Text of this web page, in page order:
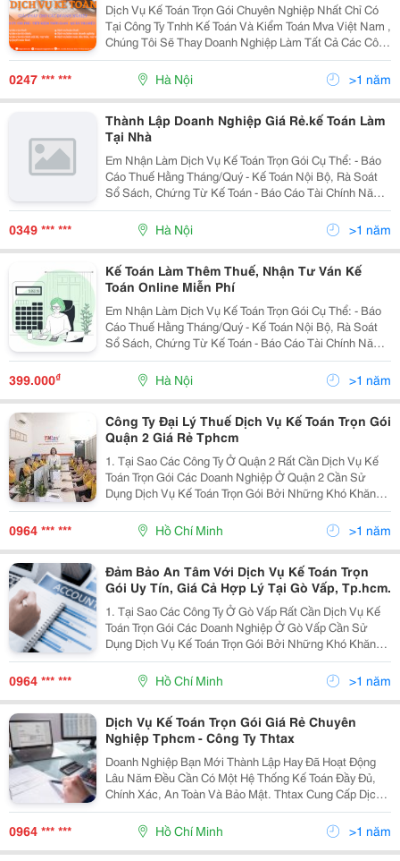
Dịch Vụ Kế Toán Trọn Gói Chuyên Nghiệp Nhất Chỉ Có
Tại Công Ty Tnhh Kế Toán Và Kiểm Toán Mva Việt Nam ,
Chúng Tôi Sẽ Thay Doanh Nghiệp Làm Tất Cả Các Công
Việc Liên Quan Đến Kế Toán Như: Kê Khai &Ndash;
Nộp Tờ Khai Thuế, Hoàn Thiện Sổ Sách, Lập Báo...
0247 *** *** Hà Nội >1 năm
Thành Lập Doanh Nghiệp Giá Rẻ.kế Toán Làm
Tại Nhà
Em Nhận Làm Dịch Vụ Kế Toán Trọn Gói Cụ Thể: - Báo
Cáo Thuế Hằng Tháng/Quý - Kế Toán Nội Bộ, Rà Soát
Sổ Sách, Chứng Từ Kế Toán - Báo Cáo Tài Chính Năm -
Quyết Toán Thuế ▶️Ngoài Ra Em Còn Nhận Đăng Ký
Gpkd, Thành Lập Công Ty, Quyết Toán Thuế...
0349 *** *** Hà Nội >1 năm
Kế Toán Làm Thêm Thuế, Nhận Tư Ván Kế
Toán Online Miễn Phí
Em Nhận Làm Dịch Vụ Kế Toán Trọn Gói Cụ Thể: - Báo
Cáo Thuế Hằng Tháng/Quý - Kế Toán Nội Bộ, Rà Soát
Sổ Sách, Chứng Từ Kế Toán - Báo Cáo Tài Chính Năm -
Quyết Toán Thuế ▶️Ngoài Ra Em Còn Nhận Đăng Ký
Gpkd, Thành Lập Công Ty, Quyết Toán Thuế...
399.000₫ Hà Nội >1 năm
Công Ty Đại Lý Thuế Dịch Vụ Kế Toán Trọn Gói
Quận 2 Giá Rẻ Tphcm
1. Tại Sao Các Công Ty Ở Quận 2 Rất Cần Dịch Vụ Kế
Toán Trọn Gói Các Doanh Nghiệp Ở Quận 2 Cần Sử
Dụng Dịch Vụ Kế Toán Trọn Gói Bởi Những Khó Khăn
Hiện Tại Sau Đây: Không Thể Tuyển Dụng Được Nhân
Viên Kế Toán Có Trình Độ Chuyên Môn Cao Với Sự
0964 *** *** Hồ Chí Minh >1 năm
Đảm Bảo An Tâm Với Dịch Vụ Kế Toán Trọn
Gói Uy Tín, Giá Cả Hợp Lý Tại Gò Vấp, Tp.hcm.
1. Tại Sao Các Công Ty Ở Gò Vấp Rất Cần Dịch Vụ Kế
Toán Trọn Gói Các Doanh Nghiệp Ở Gò Vấp Cần Sử
Dụng Dịch Vụ Kế Toán Trọn Gói Bởi Những Khó Khăn
Hiện Tại Sau Đây: Không Thể Tuyển Dụng Được Nhân
Viên Kế Toán Có Trình Độ Chuyên Môn Cao Với Sự
0964 *** *** Hồ Chí Minh >1 năm
Dịch Vụ Kế Toán Trọn Gói Giá Rẻ Chuyên
Nghiệp Tphcm - Công Ty Thtax
Doanh Nghiệp Bạn Mới Thành Lập Hay Đã Hoạt Động
Lâu Năm Đều Cần Có Một Hệ Thống Kế Toán Đầy Đủ,
Chính Xác, An Toàn Và Bảo Mật. Thtax Cung Cấp Dịch
Vụ Kế Toán Trọn Gói Giá Rẻ Tại Hcm Với Đội Ngũ
Chuyên Môn Nghiệp Vụ Kế Toán Có Kinh Nghiệm Lâu
0964 *** *** Hồ Chí Minh >1 năm